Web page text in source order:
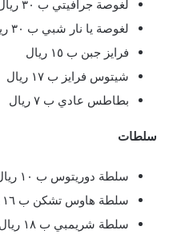
لغوصة جرافيتي ب ٣٠ ريال
لغوصة يا نار شبي ب ٣٠ ريال
فرايز جبن ب ١٥ ريال
شيتوس فرايز ب ١٧ ريال
بطاطس عادي ب ٧ ريال
سلطات
سلطة دوريتوس ب ١٠ ريال
سلطة هاوس تشكن ب ١٦ ريال
سلطة شريمبي ب ١٨ ريال